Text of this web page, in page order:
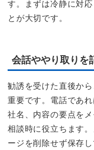
す。まずは冷静に対
とが大切です。
会話ややり取りを
勧誘を受けた直後か
重要です。電話であ
社名、内容の要点を
相談時に役立ちます
ージを削除せず保存